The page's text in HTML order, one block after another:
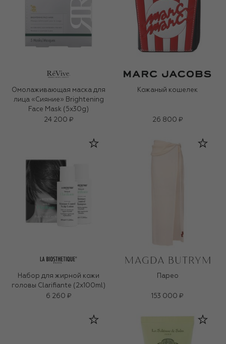
Омолаживающая маска для
лица «Сияние» Brightening
Face Mask (5х30g)
24 200 ₽
Кожаный кошелек
26 800 ₽
Набор для жирной кожи
головы Clarifiante (2x100ml)
6 260 ₽
Парео
153 000 ₽